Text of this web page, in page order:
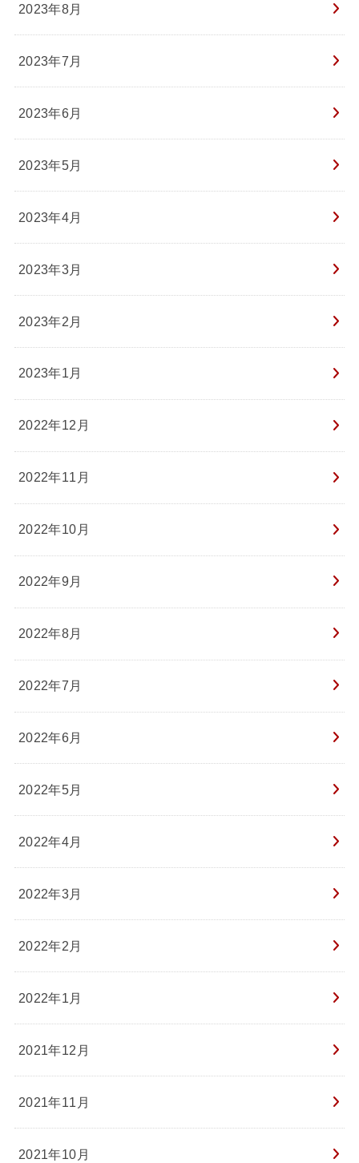
2023年8月
2023年7月
2023年6月
2023年5月
2023年4月
2023年3月
2023年2月
2023年1月
2022年12月
2022年11月
2022年10月
2022年9月
2022年8月
2022年7月
2022年6月
2022年5月
2022年4月
2022年3月
2022年2月
2022年1月
2021年12月
2021年11月
2021年10月